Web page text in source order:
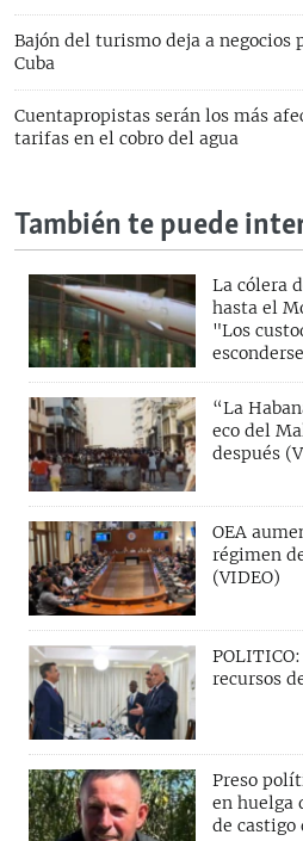
Bajón del turismo deja a negocios
Cuba
Cuentapropistas serán los más
tarifas en el cobro del agua
También te puede
La cólera
hasta el
"Los
“La
eco del
después
OEA
régimen
(VIDEO)
recursos
Preso
en huelga
de castigo